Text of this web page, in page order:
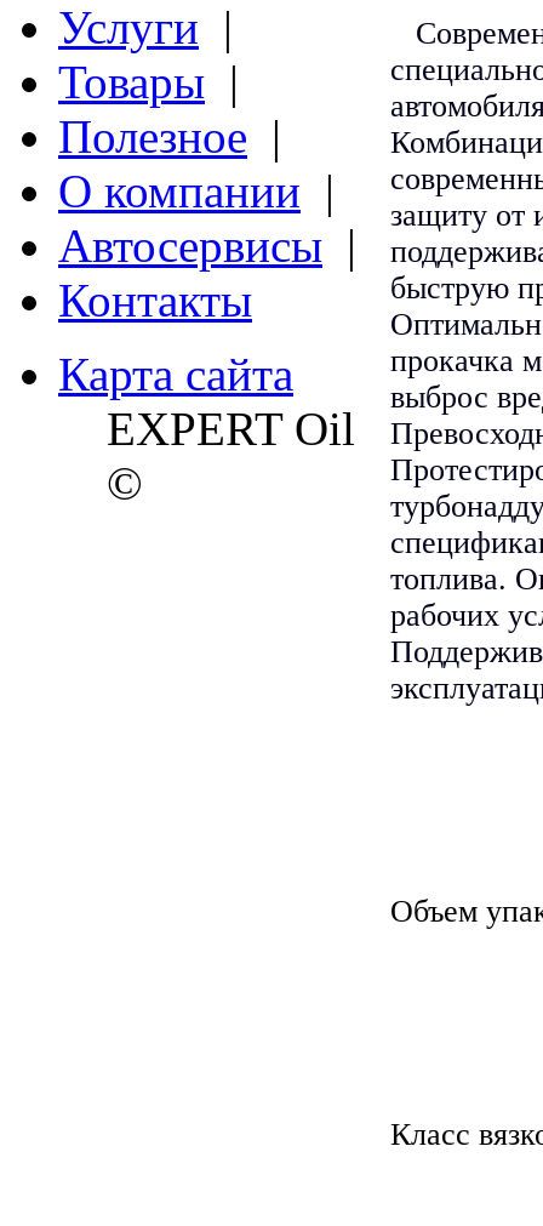
С
защиту от
быструю
прокачка
выброс
топлива.
рабочих
Объем
Класс
Услуги |
Товары |
Полезное |
О компании |
Автосервисы |
Контакты
Карта сайта
EXPERT Oil
©